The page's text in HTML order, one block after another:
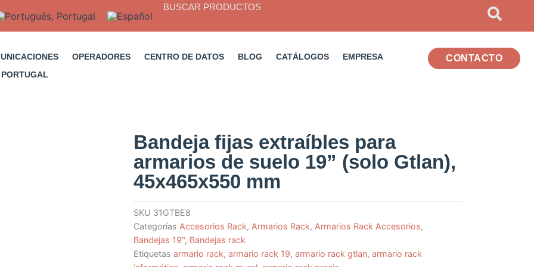
BUSCAR PRODUCTOS
OPERADORES CENTRO DE DATOS BLOG CATÁLOGOS EMPRESA CONTACTO
Bandeja fijas extraíbles para
armarios de suelo 19” (solo Gtlan),
45x465x550 mm
SKU 31GTBE8
Categorías Accesorios Rack, Armarios Rack, Armarios Rack Accesorios,
Bandejas 19", Bandejas rack
Etiquetas armario rack, armario rack 19, armario rack gtlan, armario rack